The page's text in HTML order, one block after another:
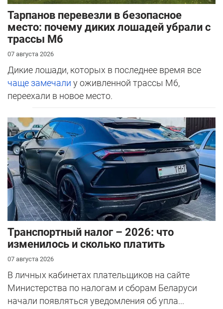
Тарпанов перевезли в безопасное
место: почему диких лошадей убрали с
трассы М6
07 августа 2026
Дикие лошади, которых в последнее время все
чаще замечали у оживленной трассы М6,
переехали в новое место.
Транспортный налог – 2026: что
изменилось и сколько платить
07 августа 2026
В личных кабинетах плательщиков на сайте
Министерства по налогам и сборам Беларуси
начали появляться уведомления об упла...